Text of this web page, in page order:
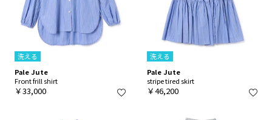
洗える
Pale Jute
Front frill shirt
￥33,000
洗える
Pale Jute
stripe tired skirt
￥46,200